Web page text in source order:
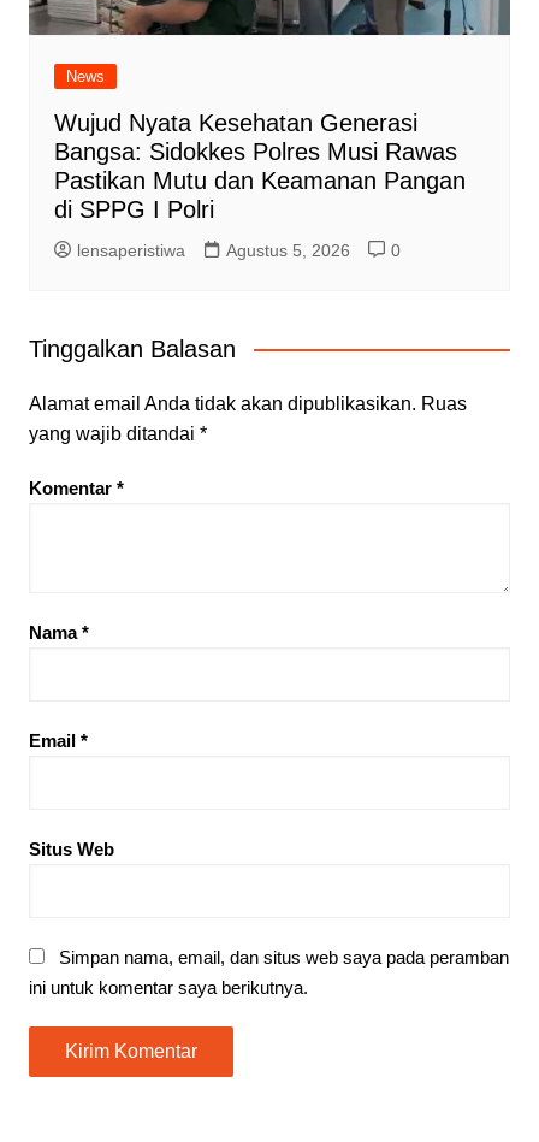
News
Wujud Nyata Kesehatan Generasi
Bangsa: Sidokkes Polres Musi Rawas
Pastikan Mutu dan Keamanan Pangan
di SPPG I Polri
lensaperistiwa Agustus 5, 2026 0
Tinggalkan Balasan
Alamat email Anda tidak akan dipublikasikan. Ruas
yang wajib ditandai *
Komentar *
Nama*
Email *
Situs Web
Simpan nama, email, dan situs web saya pada peramban
ini untuk komentar saya berikutnya.